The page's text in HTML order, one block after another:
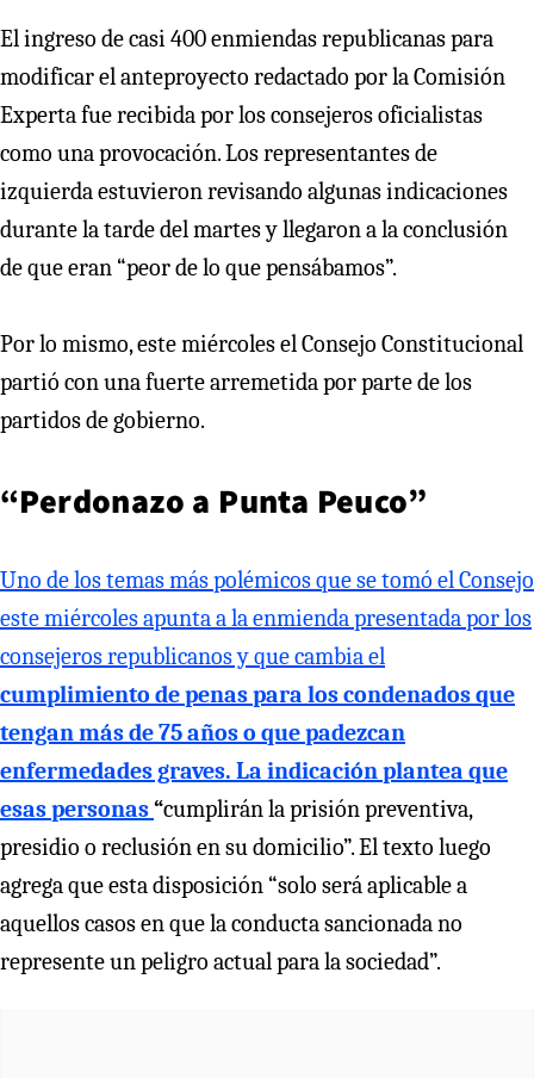
El ingreso de casi 400 enmiendas republicanas para
modificar el anteproyecto redactado por la Comisión
Experta fue recibida por los consejeros oficialistas
como una provocación. Los representantes de
izquierda estuvieron revisando algunas indicaciones
durante la tarde del martes y llegaron a la conclusión
de que eran “peor de lo que pensábamos”.
Por lo mismo, este miércoles el Consejo Constitucional
partió con una fuerte arremetida por parte de los
partidos de gobierno.
“Perdonazo a Punta Peuco”
Uno de los temas más polémicos que se tomó el Consejo
este miércoles apunta a la enmienda presentada por los
consejeros republicanos y que cambia el
cumplimiento de penas para los condenados que
tengan más de 75 años o que padezcan
enfermedades graves. La indicación plantea que
esas personas“cumplirán la prisión preventiva,
presidio o reclusión en su domicilio”. El texto luego
agrega que esta disposición “solo será aplicable a
aquellos casos en que la conducta sancionada no
represente un peligro actual para la sociedad”.